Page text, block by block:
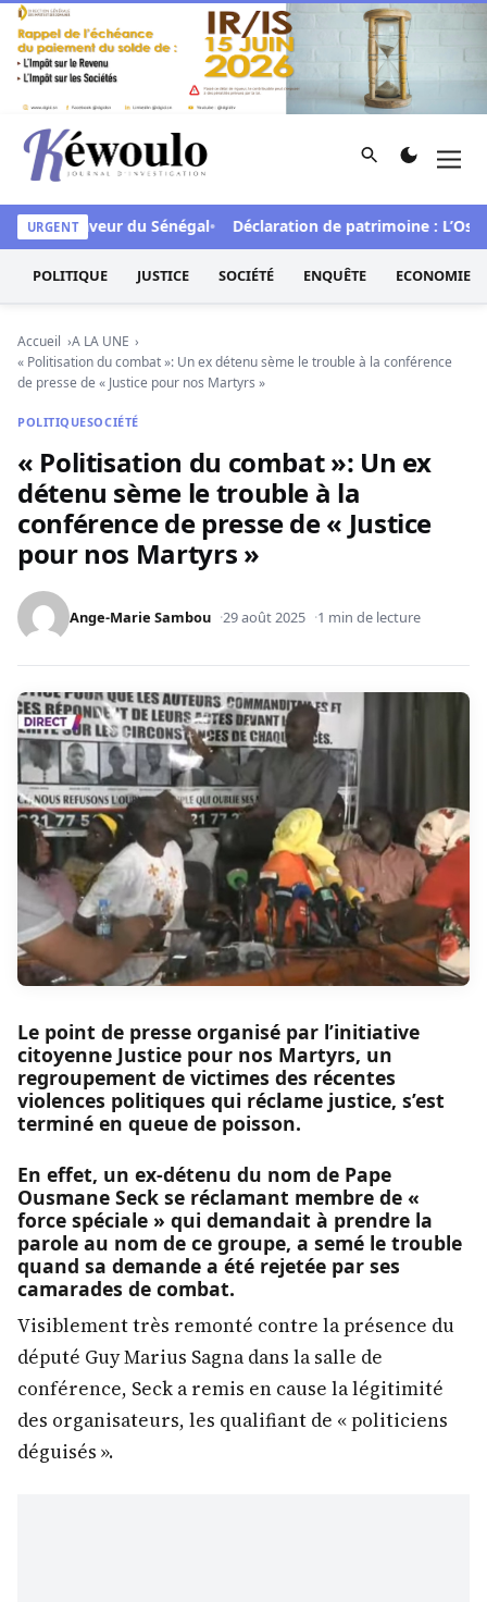
Aller au contenu
Kéwoulo, le premier site d'information et d'investigation
Rechercher
URGENT
en faveur du Sénégal Déclaration de patrimoine : L’Osidea
POLITIQUE JUSTICE SOCIÉTÉ ENQUÊTE ECONOMIE
Accueil
A LA UNE
« Politisation du combat »: Un ex détenu sème le trouble à la conférence
de presse de « Justice pour nos Martyrs »
POLITIQUESOCIÉTÉ
« Politisation du combat »: Un ex
détenu sème le trouble à la
conférence de presse de « Justice
pour nos Martyrs »
Ange-Marie Sambou 29 août 2025 1 min de lecture
Le point de presse organisé par l’initiative
citoyenne Justice pour nos Martyrs, un
regroupement de victimes des récentes
violences politiques qui réclame justice, s’est
terminé en queue de poisson.
En effet, un ex-détenu du nom de Pape
Ousmane Seck se réclamant membre de «
force spéciale » qui demandait à prendre la
parole au nom de ce groupe, a semé le trouble
quand sa demande a été rejetée par ses
camarades de combat.
Visiblement très remonté contre la présence du
député Guy Marius Sagna dans la salle de
conférence, Seck a remis en cause la légitimité
des organisateurs, les qualifiant de « politiciens
déguisés ».